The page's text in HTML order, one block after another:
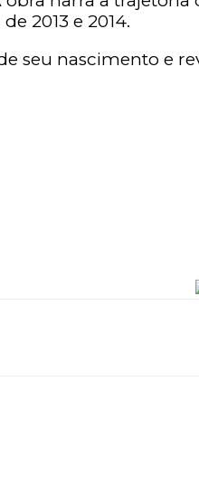
2013 e 2014.
seu nascimento e